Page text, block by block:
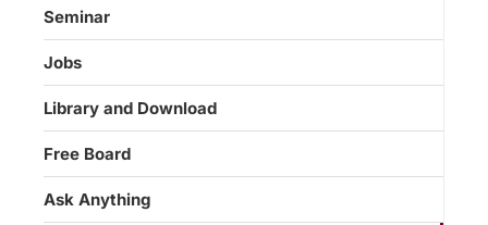
Seminar
Jobs
Library and Download
Free Board
Ask Anything